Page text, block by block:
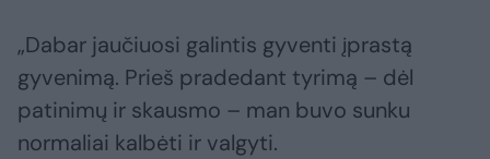
„Dabar jaučiuosi galintis gyventi įprastą
gyvenimą. Prieš pradedant tyrimą – dėl
patinimų ir skausmo – man buvo sunku
normaliai kalbėti ir valgyti.